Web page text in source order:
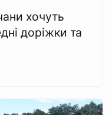
хочуть
доріжки та